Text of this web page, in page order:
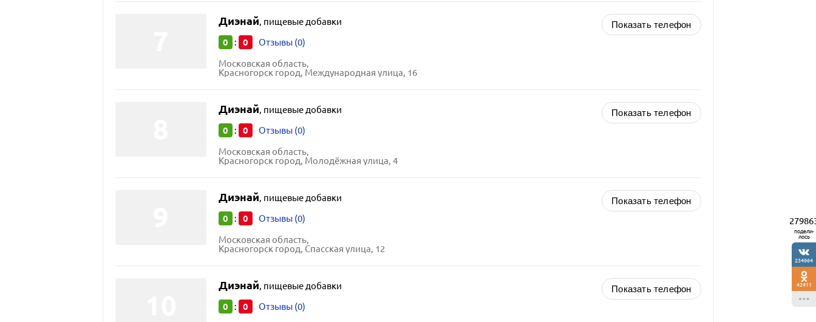
Диэнай, пищевые добавки
0 : 0 Отзывы (0)
Московская область,
Красногорск город, Международная улица, 16
Показать телефон
Диэнай, пищевые добавки
0 : 0 Отзывы (0)
Московская область,
Красногорск город, Молодёжная улица, 4
Показать телефон
Диэнай, пищевые добавки
0 : 0 Отзывы (0)
Московская область,
Красногорск город, Спасская улица, 12
Показать телефон
Диэнай, пищевые добавки
0 : 0 Отзывы (0)
Показать телефон
подели-
лось
234964
42411